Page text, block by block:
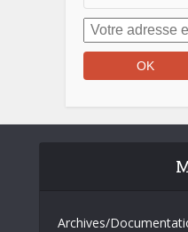
Archives/